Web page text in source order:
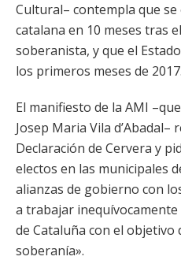
Cultural– contempla que
catalana en 10 meses tras
soberanista, y que el
los primeros meses de 2017.
El manifiesto de la AMI
Josep Maria Vila d’Abadal–
Declaración de Cervera y
electos en las municipales
alianzas de gobierno con
a trabajar
de Cataluña con el objetivo
soberanía».